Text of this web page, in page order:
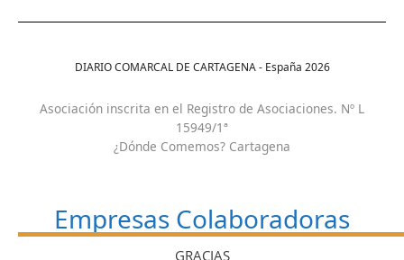
DIARIO COMARCAL DE CARTAGENA - España 2026
Asociación inscrita en el Registro de Asociaciones. Nº L
15949/1ª
¿Dónde Comemos? Cartagena
Empresas Colaboradoras
GRACIAS